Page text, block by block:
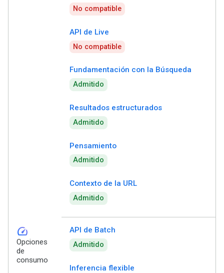
No compatible
API de Live
No compatible
Fundamentación con la Búsqueda
Admitido
Resultados estructurados
Admitido
Pensamiento
Admitido
Contexto de la URL
Admitido
speed
Opciones
de
consumo
API de Batch
Admitido
Inferencia flexible